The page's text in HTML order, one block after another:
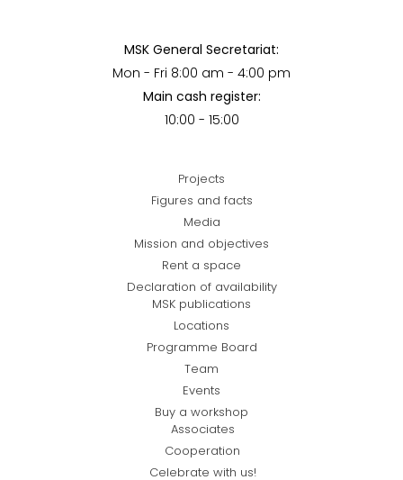
MSK General Secretariat:
Mon - Fri 8:00 am - 4:00 pm
Main cash register:
10:00 - 15:00
Projects
Figures and facts
Media
Mission and objectives
Rent a space
Declaration of availability
MSK publications
Locations
Programme Board
Team
Events
Buy a workshop
Associates
Cooperation
Celebrate with us!